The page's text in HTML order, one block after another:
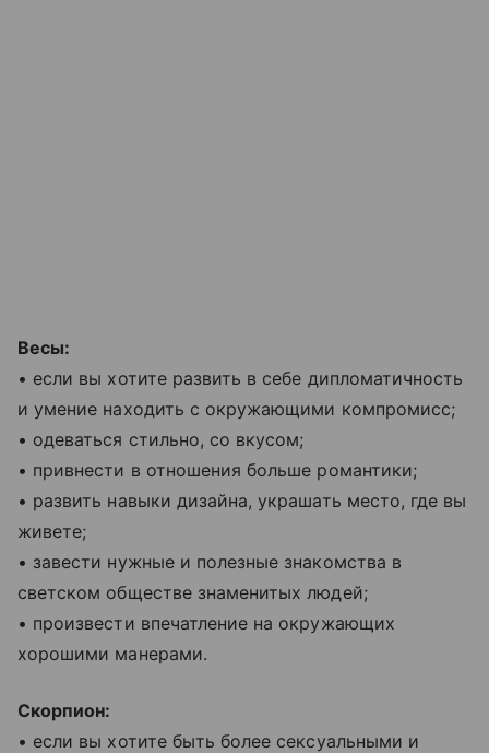
Весы:
• если вы хотите развить в себе дипломатичность
и умение находить с окружающими компромисс;
• одеваться стильно, со вкусом;
• привнести в отношения больше романтики;
• развить навыки дизайна, украшать место, где вы
живете;
• завести нужные и полезные знакомства в
светском обществе знаменитых людей;
• произвести впечатление на окружающих
хорошими манерами.
Скорпион:
• если вы хотите быть более сексуальными и